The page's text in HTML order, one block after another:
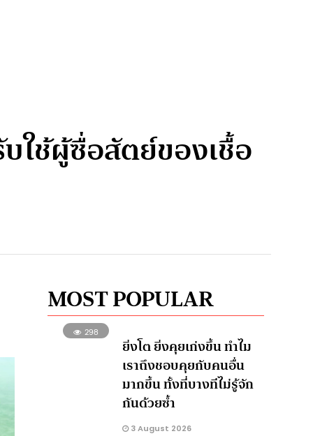
บใช้ผู้ซื่อสัตย์ของเชื้อ
MOST POPULAR
298
ยิ่งโต ยิ่งคุยเก่งขึ้น ทำไม
เราถึงชอบคุยกับคนอื่น
มากขึ้น ทั้งที่บางทีไม่รู้จัก
กันด้วยซ้ำ
3 August 2026